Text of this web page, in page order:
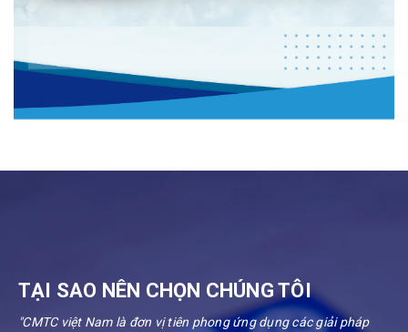
TẠI SAO NÊN CHỌN CHÚNG TÔI
"CMTC việt Nam là đơn vị tiên phong ứng dụng các giải pháp